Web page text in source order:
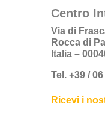
Centro
Via di
Rocca di
Italia –
Tel. +39 /
Ricevi i